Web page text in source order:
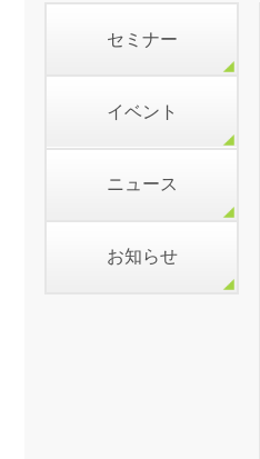
セミナー
イベント
ニュース
お知らせ